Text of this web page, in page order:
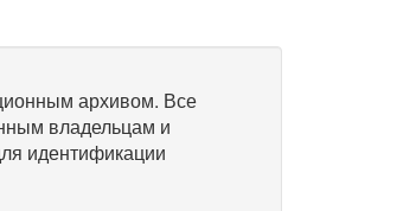
архивом. Все
владельцам и
идентификации